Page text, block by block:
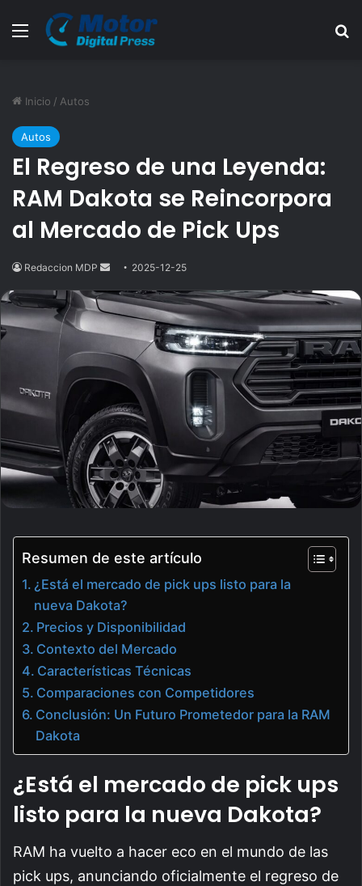
Menú
Inicio / Autos
Autos
El Regreso de una Leyenda:
RAM Dakota se Reincorpora
al Mercado de Pick Ups
Redaccion MDP
Send
email
2025-12-25
Resumen de este artículo
¿Está el mercado de pick ups listo para la
nueva Dakota?
Precios y Disponibilidad
Contexto del Mercado
Características Técnicas
Comparaciones con Competidores
Conclusión: Un Futuro Prometedor para la RAM
Dakota
¿Está el mercado de pick ups
listo para la nueva Dakota?
RAM ha vuelto a hacer eco en el mundo de las
pick ups, anunciando oficialmente el regreso de